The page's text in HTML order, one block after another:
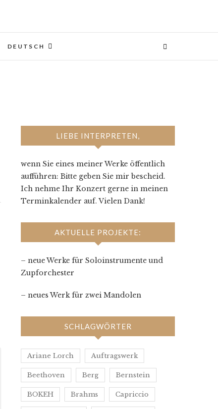
DEUTSCH
LIEBE INTERPRETEN,
wenn Sie eines meiner Werke öffentlich
aufführen: Bitte geben Sie mir bescheid.
Ich nehme Ihr Konzert gerne in meinen
Terminkalender auf. Vielen Dank!
AKTUELLE PROJEKTE:
– neue Werke für Soloinstrumente und
Zupforchester
– neues Werk für zwei Mandolen
SCHLAGWÖRTER
Ariane Lorch Auftragswerk
Beethoven Berg Bernstein
BOKEH Brahms Capriccio